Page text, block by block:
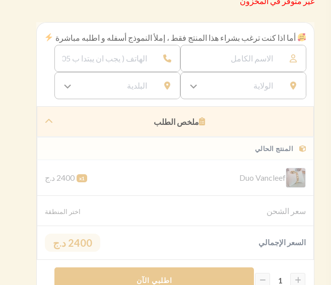
أما اذا كنت ترغب بشراء هذا المنتج فقط ، إملأ النموذج أسفله و اطلبه مباشرة
ملخص الطلب
المنتج الحالي
Duo Vancleef
x1 2400 د.ج
سعر الشحن اختر المنطقة
السعر الإجمالي 2400 د.ج
اطلبي الآن